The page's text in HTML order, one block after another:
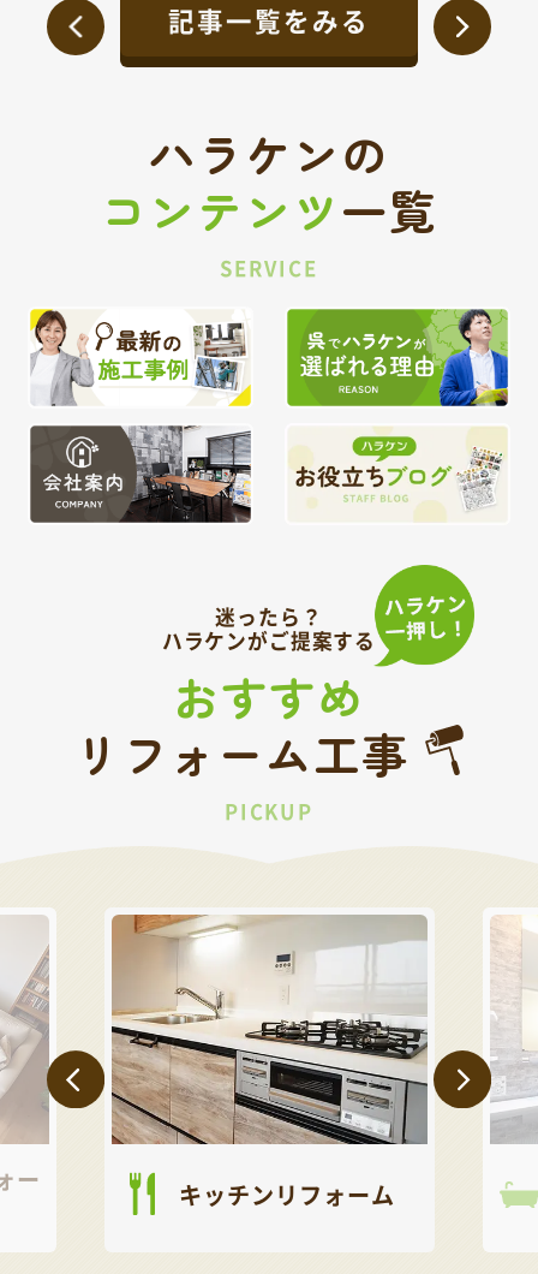
記事一覧をみる
ハラケンの
コンテンツ一覧
SERVICE
迷ったら？
ハラケンがご提案する
おすすめ
リフォーム工事
PICKUP
ー キッチンリフォーム